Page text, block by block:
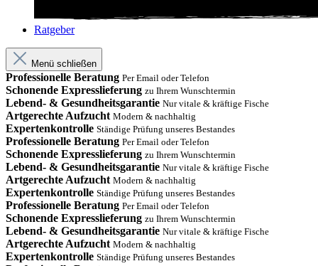
Ratgeber
Menü schließen
Professionelle Beratung Per Email oder Telefon
Schonende Expresslieferung zu Ihrem Wunschtermin
Lebend- & Gesundheitsgarantie Nur vitale & kräftige Fische
Artgerechte Aufzucht Modern & nachhaltig
Expertenkontrolle Ständige Prüfung unseres Bestandes
Professionelle Beratung Per Email oder Telefon
Schonende Expresslieferung zu Ihrem Wunschtermin
Lebend- & Gesundheitsgarantie Nur vitale & kräftige Fische
Artgerechte Aufzucht Modern & nachhaltig
Expertenkontrolle Ständige Prüfung unseres Bestandes
Professionelle Beratung Per Email oder Telefon
Schonende Expresslieferung zu Ihrem Wunschtermin
Lebend- & Gesundheitsgarantie Nur vitale & kräftige Fische
Artgerechte Aufzucht Modern & nachhaltig
Expertenkontrolle Ständige Prüfung unseres Bestandes